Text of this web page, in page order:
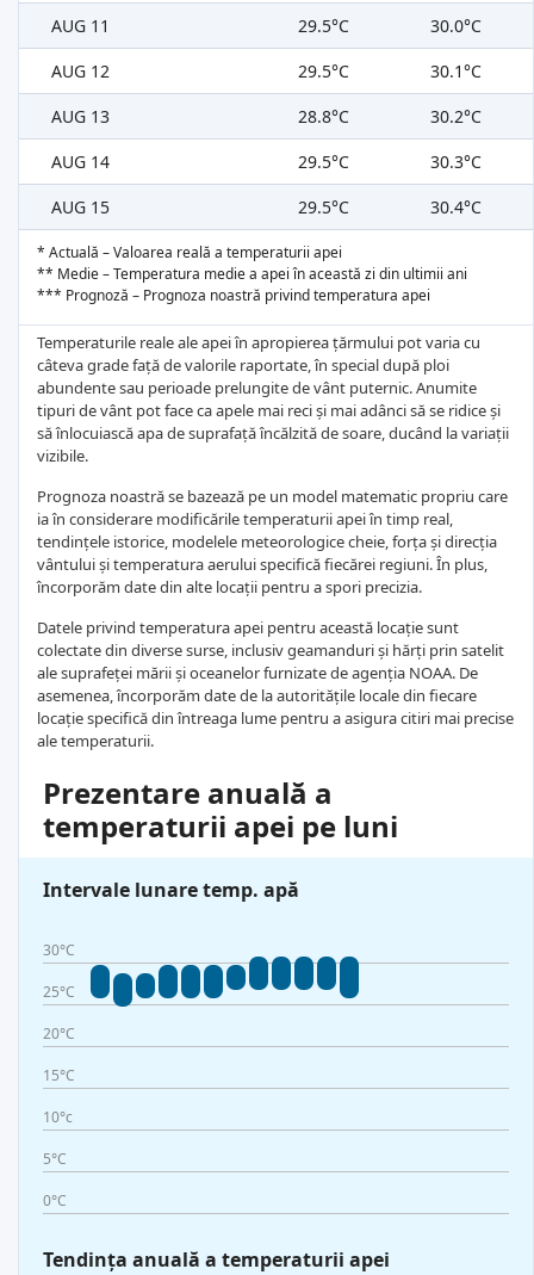
AUG 11 29.5°C
30.0°C
AUG 12
29.5°C
30.1°C
AUG 13
28.8°C
30.2°C
AUG 14
29.5°C
30.3°C
AUG 15
29.5°C 30.4°C
* Actuală – Valoarea reală a temperaturii apei
** Medie – Temperatura medie a apei în această zi din ultimii ani
*** Prognoză – Prognoza noastră privind temperatura apei
Temperaturile reale ale apei în apropierea țărmului pot varia cu
câteva grade față de valorile raportate, în special după ploi
abundente sau perioade prelungite de vânt puternic. Anumite
tipuri de vânt pot face ca apele mai reci și mai adânci să se ridice și
să înlocuiască apa de suprafață încălzită de soare, ducând la variații
vizibile.
Prognoza noastră se bazează pe un model matematic propriu care
ia în considerare modificările temperaturii apei în timp real,
tendințele istorice, modelele meteorologice cheie, forța și direcția
vântului și temperatura aerului specifică fiecărei regiuni. În plus,
încorporăm date din alte locații pentru a spori precizia.
Datele privind temperatura apei pentru această locație sunt
colectate din diverse surse, inclusiv geamanduri și hărți prin satelit
ale suprafeței mării și oceanelor furnizate de agenția NOAA. De
asemenea, încorporăm date de la autoritățile locale din fiecare
locație specifică din întreaga lume pentru a asigura citiri mai precise
ale temperaturii.
Prezentare anuală a
temperaturii apei pe luni
Intervale lunare temp. apă
30°C
25°C
20°C
15°C
10°c
5°C
0°C
Tendința anuală a temperaturii apei